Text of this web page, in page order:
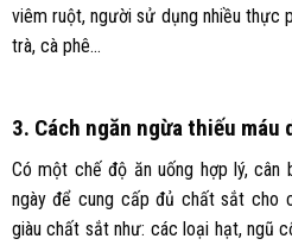
viêm ruột, người sử dụng nhiều thực
trà, cà phê…
3. Cách ngăn ngừa thiếu máu
Có một chế độ ăn uống hợp lý, cân
ngày để cung cấp đủ chất sắt cho
giàu chất sắt như: các loại hạt, ngũ